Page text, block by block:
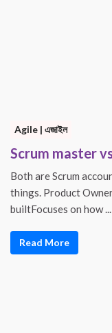
Agile | এজাইল
Scrum master
Both are Scrum
things. Product
builtFocuses on how ...
Read More